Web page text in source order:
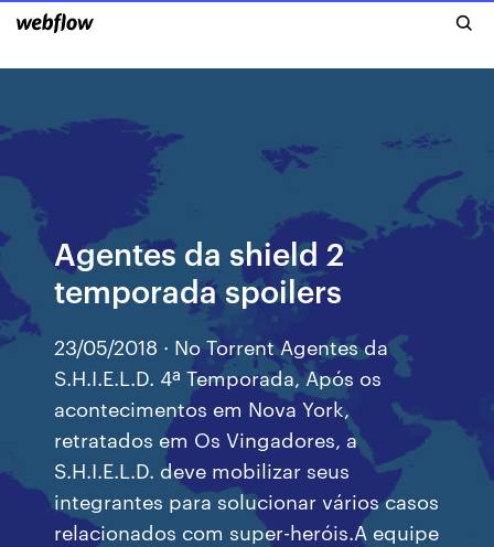
Agentes da shield 2
temporada spoilers
23/05/2018 · No Torrent Agentes da
S.H.I.E.L.D. 4ª Temporada, Após os
acontecimentos em Nova York,
retratados em Os Vingadores, a
S.H.I.E.L.D. deve mobilizar seus
integrantes para solucionar vários casos
relacionados com super-heróis.A equipe